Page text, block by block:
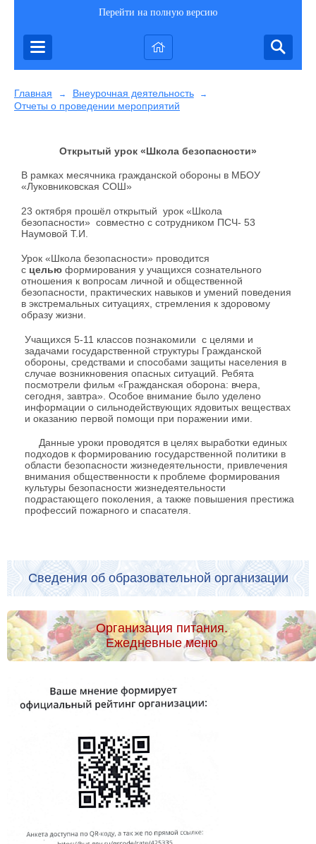
Перейти на полную версию
Главная → Внеурочная деятельность →
Отчеты о проведении мероприятий
Открытый урок «Школа безопасности»
В рамках месячника гражданской обороны в МБОУ
«Луковниковская СОШ»
23 октября прошёл открытый урок «Школа
безопасности» совместно с сотрудником ПСЧ- 53
Наумовой Т.И.
Урок «Школа безопасности» проводится
с целью формирования у учащихся сознательного
отношения к вопросам личной и общественной
безопасности, практических навыков и умений поведения
в экстремальных ситуациях, стремления к здоровому
образу жизни.
Учащихся 5-11 классов познакомили с целями и
задачами государственной структуры Гражданской
обороны, средствами и способами защиты населения в
случае возникновения опасных ситуаций. Ребята
посмотрели фильм «Гражданская оборона: вчера,
сегодня, завтра». Особое внимание было уделено
информации о сильнодействующих ядовитых веществах
и оказанию первой помощи при поражении ими.
Данные уроки проводятся в целях выработки единых
подходов к формированию государственной политики в
области безопасности жизнедеятельности, привлечения
внимания общественности к проблеме формирования
культуры безопасности жизнедеятельности
подрастающего поколения, а также повышения престижа
профессий пожарного и спасателя.
Сведения об образовательной организации
Организация питания.
Ежедневные меню